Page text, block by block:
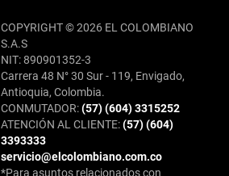
COPYRIGHT © 2026 EL COLOMBIANO
S.A.S
NIT: 890901352-3
Carrera 48 N° 30 Sur - 119, Envigado,
Antioquia, Colombia.
CONMUTADOR:(57) (604) 3315252
ATENCIÓN AL CLIENTE:(57) (604)
3393333
servicio@elcolombiano.com.co
*Para asuntos relacionados con